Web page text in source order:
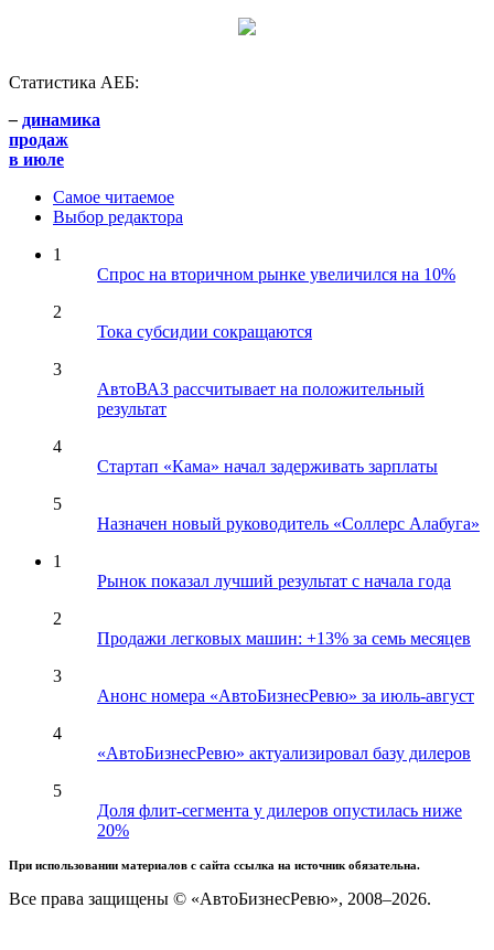
Статистика АЕБ:
– динамика
продаж
в июле
Самое читаемое
Выбор редактора
1
Спрос на вторичном рынке увеличился на 10%
2
Тока субсидии сокращаются
3
АвтоВАЗ рассчитывает на положительный
результат
4
Стартап «Кама» начал задерживать зарплаты
5
Назначен новый руководитель «Соллерс Алабуга»
1
Рынок показал лучший результат с начала года
2
Продажи легковых машин: +13% за семь месяцев
3
Анонс номера «АвтоБизнесРевю» за июль-август
4
«АвтоБизнесРевю» актуализировал базу дилеров
5
Доля флит-сегмента у дилеров опустилась ниже
20%
При использовании материалов с сайта ссылка на источник обязательна.
Все права защищены © «АвтоБизнесРевю», 2008–2026.